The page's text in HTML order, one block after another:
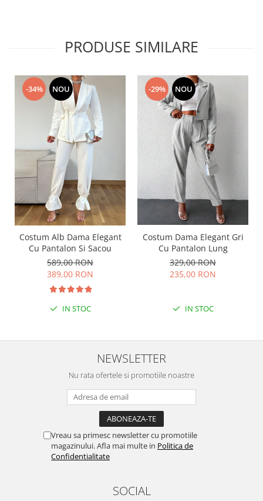
PRODUSE SIMILARE
-34% NOU
Costum Alb Dama Elegant
Cu Pantalon Si Sacou
589,00 RON
389,00 RON
IN STOC
-29% NOU
Costum Dama Elegant Gri
Cu Pantalon Lung
329,00 RON
235,00 RON
IN STOC
NEWSLETTER
Nu rata ofertele si promotiile noastre
Vreau sa primesc newsletter cu promotiile
magazinului. Afla mai multe in Politica de
Confidentialitate
SOCIAL